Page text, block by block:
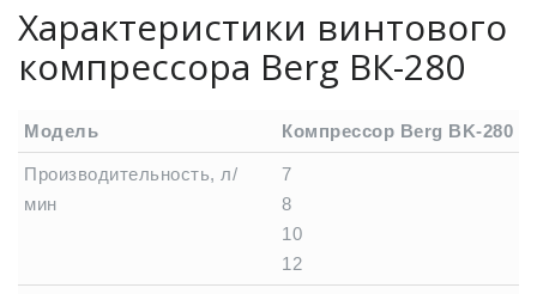
Характеристики винтового
компрессора Berg ВК-280
Модель Компрессор Berg BK-280
Производительность, л/
мин
7
8
10
12